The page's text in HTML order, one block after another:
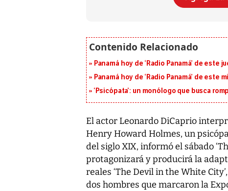
Panamá hoy de ‘Radio Panamá’ de este
Panamá hoy de ‘Radio Panamá’ de este
‘Psicópata’: un monólogo que busca
El actor Leonardo DiCaprio
Henry Howard Holmes, un
del siglo XIX, informó el sábado
protagonizará y producirá la
reales ‘The Devil in the White
dos hombres que marcaron la